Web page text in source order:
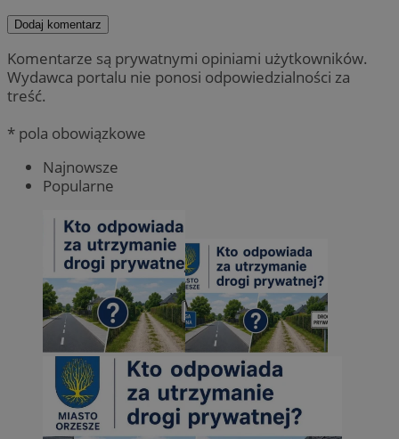
Dodaj komentarz
Komentarze są prywatnymi opiniami użytkowników.
Wydawca portalu nie ponosi odpowiedzialności za
treść.
* pola obowiązkowe
Najnowsze
Popularne